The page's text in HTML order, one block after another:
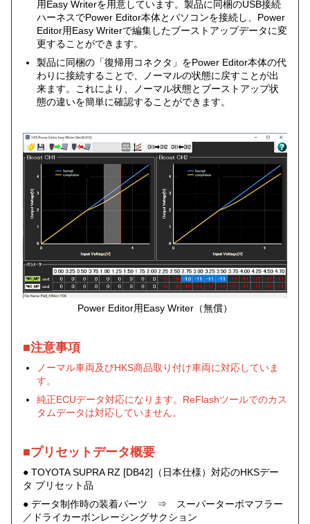
用Easy Writerを用意しています。製品に同梱のUSB接続
ハーネスでPower Editor本体とパソコンを接続し、Power
Editor用Easy Writerで編集したブーストアップデータに変
更することができます。
製品に同梱の「復帰用コネクタ」をPower Editor本体の代
わりに接続することで、ノーマルの状態に戻すことが出
来ます。これにより、ノーマル状態とブーストアップ状
態の違いを簡単に確認することができます。
Power Editor用Easy Writer（無償）
■注意事項
ノーマル車両及びHKS商品取り付け車両に対応していま
す。
純正ECUデータ対応になります。ReFlashツールでのカス
タムデータは対応していません。
■プリセットデータ概要
● TOYOTA SUPRA RZ [DB42]（日本仕様）対応のHKSデー
タ プリセット品
● データ制作時の装着パーツ ⇒ スーパーターボマフラー
／ドライカーボンレーシングサクション